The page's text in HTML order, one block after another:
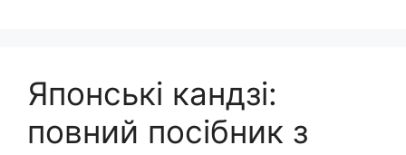
Японські кандзі:
повний посібник з